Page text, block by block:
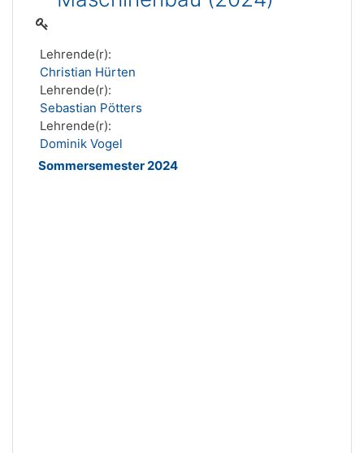
Lehrende(r):
Christian Hürten
Lehrende(r):
Sebastian Pötters
Lehrende(r):
Dominik Vogel
Sommersemester 2024